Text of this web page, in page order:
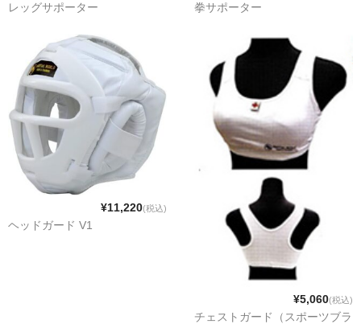
レッグサポーター 拳サポーター
¥11,220(税込)
ヘッドガード V1
¥5,060(税込)
チェストガード（スポーツブラ